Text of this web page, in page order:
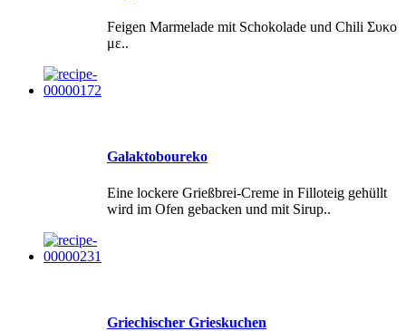
Feigen Marmelade mit Schokolade und Chili Συκο
με..
Galaktoboureko
Eine lockere Grießbrei-Creme in Filloteig gehüllt
wird im Ofen gebacken und mit Sirup..
Griechischer Grieskuchen